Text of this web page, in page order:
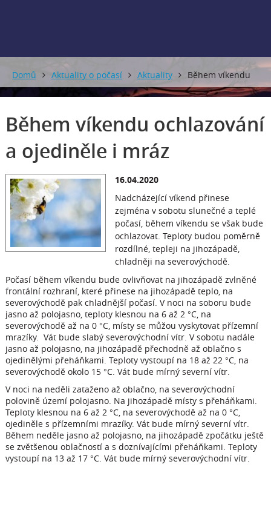
Domů Aktuality o počasí Aktuality Během víkendu
ochlazování a ojediněle i mráz
Během víkendu ochlazování
a ojediněle i mráz
16.04.2020
Nadcházející víkend přinese
zejména v sobotu slunečné a teplé
počasí, během víkendu se však bude
ochlazovat. Teploty budou poměrně
rozdílné, tepleji na jihozápadě,
chladněji na severovýchodě.
Počasí během víkendu bude ovlivňovat na jihozápadě zvlněné
frontální rozhraní, které přinese na jihozápadě teplo, na
severovýchodě pak chladnější počasí. V noci na soboru bude
jasno až polojasno, teploty klesnou na 6 až 2 °C, na
severovýchodě až na 0 °C, místy se můžou vyskytovat přízemní
mrazíky. Vát bude slabý severovýchodní vítr. V sobotu nadále
jasno až polojasno, na jihozápadě přechodně až oblačno s
ojedinělými přeháňkami. Teploty vystoupí na 18 až 22 °C, na
severovýchodě okolo 15 °C. Vát bude mírný severní vítr.
V noci na neděli zataženo až oblačno, na severovýchodní
polovině území polojasno. Na jihozápadě místy s přeháňkami.
Teploty klesnou na 6 až 2 °C, na severovýchodě až na 0 °C,
ojediněle s přízemními mrazíky. Vát bude mírný severní vítr.
Během neděle jasno až polojasno, na jihozápadě zpočátku ještě
se zvětšenou oblačností a s doznívajícími přeháňkami. Teploty
vystoupí na 13 až 17 °C. Vát bude mírný severovýchodní vítr.